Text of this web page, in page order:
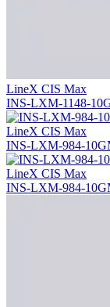
LineX CIS Max
INS-LXM-1148-
LineX CIS Max
INS-LXM-984-
LineX CIS Max
INS-LXM-984-